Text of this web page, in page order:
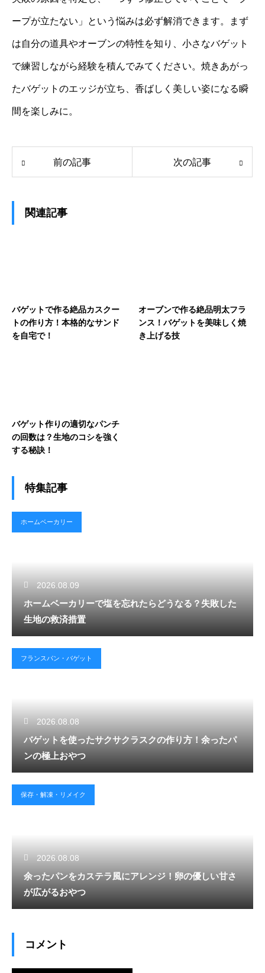
ープが立たない」という悩みは必ず解消できます。まず
は自分の道具やオーブンの特性を知り、小さなバゲット
で練習しながら経験を積んでみてください。焼きあがっ
たバゲットのエッジが立ち、香ばしく美しい姿になる瞬
間を楽しみに。
前の記事 次の記事
関連記事
バゲットで作る絶品カスクー
トの作り方！本格的なサンド
を自宅で！
オーブンで作る絶品明太フラ
ンス！バゲットを美味しく焼
き上げる技
バゲット作りの適切なパンチ
の回数は？生地のコシを強く
する秘訣！
特集記事
ホームベーカリー
2026.08.09
ホームベーカリーで塩を忘れたらどうなる？失敗した
生地の救済措置
フランスパン・バゲット
2026.08.08
バゲットを使ったサクサクラスクの作り方！余ったパ
ンの極上おやつ
保存・解凍・リメイク
2026.08.08
余ったパンをカステラ風にアレンジ！卵の優しい甘さ
が広がるおやつ
コメント